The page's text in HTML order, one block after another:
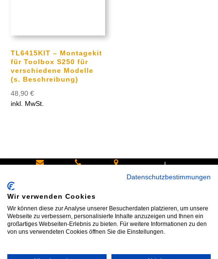
TL6415KIT – Montagekit
für Toolbox S250 für
verschiedene Modelle
(s. Beschreibung)
48,90€
inkl. MwSt.
info@bike
shop24.n
et
an:
Tel.+49
172 40 59
85540
Haar bei
|
Datenschutzbestimmungen
Wir verwenden Cookies
Wir können diese zur Analyse unserer Besucherdaten platzieren, um unsere
Webseite zu verbessern, personalisierte Inhalte anzuzeigen und Ihnen ein
großartiges Webseiten-Erlebnis zu bieten. Für weitere Informationen zu den
von uns verwendeten Cookies öffnen Sie die Einstellungen.